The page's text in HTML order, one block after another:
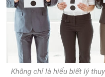
Không chỉ là hiểu biết lý